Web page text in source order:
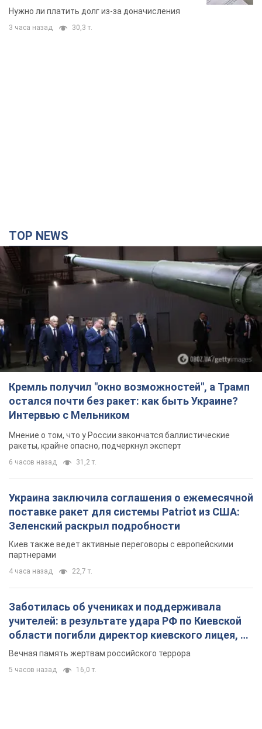
вынес неожиданное решение
Нужно ли платить долг из-за доначисления
3 часа назад 30,3 т.
TOP NEWS
Кремль получил "окно возможностей", а Трамп
остался почти без ракет: как быть Украине?
Интервью с Мельником
Мнение о том, что у России закончатся баллистические
ракеты, крайне опасно, подчеркнул эксперт
6 часов назад 31,2 т.
Украина заключила соглашения о ежемесячной
поставке ракет для системы Patriot из США:
Зеленский раскрыл подробности
Киев также ведет активные переговоры с европейскими
партнерами
4 часа назад 22,7 т.
Заботилась об учениках и поддерживала
учителей: в результате удара РФ по Киевской
области погибли директор киевского лицея, её
муж и внук
Вечная память жертвам российского террора
5 часов назад 16,0 т.